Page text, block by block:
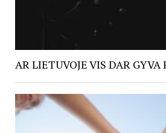
AR LIETUVOJE VIS DAR